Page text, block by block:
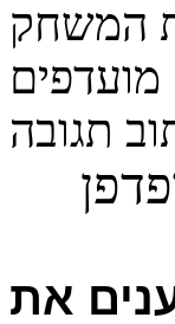
המשחק
מועדפים
תגובה
את